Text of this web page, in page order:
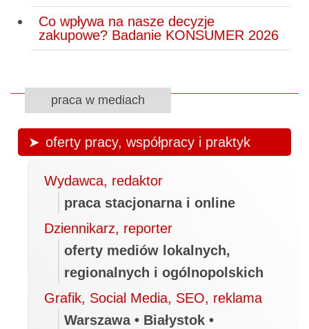
Co wpływa na nasze decyzje
zakupowe? Badanie KONSUMER 2026
praca w mediach
oferty pracy, współpracy i praktyk
Wydawca, redaktor
praca stacjonarna i online
Dziennikarz, reporter
oferty mediów lokalnych,
regionalnych i ogólnopolskich
Grafik, Social Media, SEO, reklama
Warszawa • Białystok •